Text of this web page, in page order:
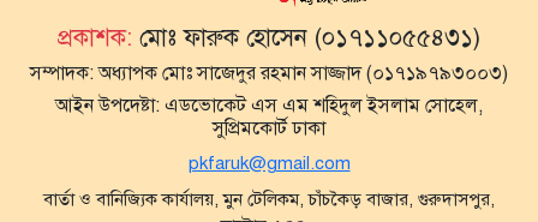
প্রকাশক: মোঃ ফারুক হোসেন (০১৭১১০৫৫৪৩১)
সম্পাদক:অধ্যাপক মোঃ সাজেদুর রহমান সাজ্জাদ (০১৭১৯৭৯৩০০৩)
আইন উপদেষ্টা: এডভোকেট এস এম শহিদুল ইসলাম সোহেল,
সুপ্রিমকোর্ট ঢাকা
pkfaruk@gmail.com
বার্তা ও বানিজ্যিক কার্যালয়, মুন টেলিকম, চাঁচকৈড় বাজার, গুরুদাসপুর,